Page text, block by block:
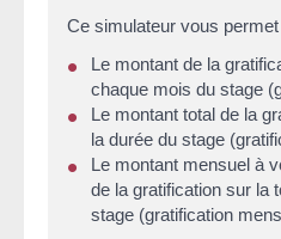
Ce simulateur vous
Le montant de la
chaque mois du stage
Le montant total de la
la durée du stage
Le montant mensuel à
de la gratification sur la
stage (gratification